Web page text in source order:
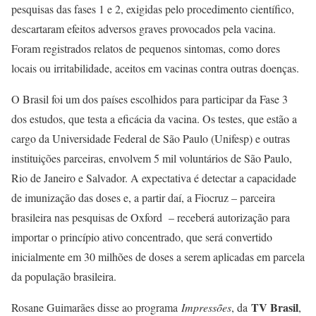
pesquisas das fases 1 e 2, exigidas pelo procedimento científico,
descartaram efeitos adversos graves provocados pela vacina.
Foram registrados relatos de pequenos sintomas, como dores
locais ou irritabilidade, aceitos em vacinas contra outras doenças.
O Brasil foi um dos países escolhidos para participar da Fase 3
dos estudos, que testa a eficácia da vacina. Os testes, que estão a
cargo da Universidade Federal de São Paulo (Unifesp) e outras
instituições parceiras, envolvem 5 mil voluntários de São Paulo,
Rio de Janeiro e Salvador. A expectativa é detectar a capacidade
de imunização das doses e, a partir daí, a Fiocruz – parceira
brasileira nas pesquisas de Oxford – receberá autorização para
importar o princípio ativo concentrado, que será convertido
inicialmente em 30 milhões de doses a serem aplicadas em parcela
da população brasileira.
Rosane Guimarães disse ao programa Impressões, da TV Brasil,